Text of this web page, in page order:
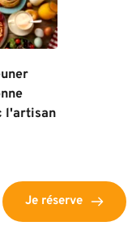
l'artisan
Je réserve